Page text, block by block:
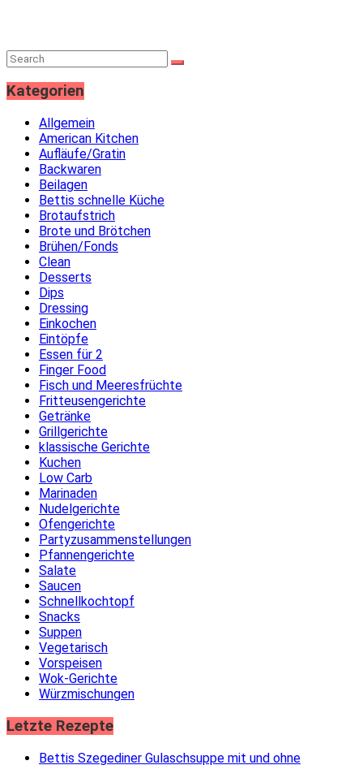
Kategorien
Allgemein
American Kitchen
Aufläufe/Gratin
Backwaren
Beilagen
Bettis schnelle Küche
Brotaufstrich
Brote und Brötchen
Brühen/Fonds
Clean
Desserts
Dips
Dressing
Einkochen
Eintöpfe
Essen für 2
Finger Food
Fisch und Meeresfrüchte
Fritteusengerichte
Getränke
Grillgerichte
klassische Gerichte
Kuchen
Low Carb
Marinaden
Nudelgerichte
Ofengerichte
Partyzusammenstellungen
Pfannengerichte
Salate
Saucen
Schnellkochtopf
Snacks
Suppen
Vegetarisch
Vorspeisen
Wok-Gerichte
Würzmischungen
Letzte Rezepte
Bettis Szegediner Gulaschsuppe mit und ohne